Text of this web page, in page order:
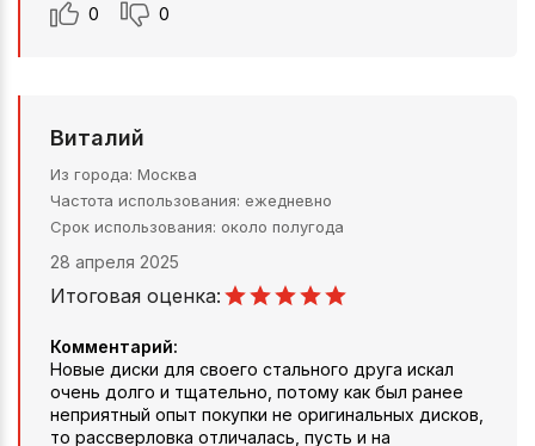
0 0
Виталий
Из города Москва
Частота использования ежедневно
Срок использования около полугода
28 апреля 2025
Итоговая оценка:
Комментарий:
Новые диски для своего стального друга искал
очень долго и тщательно, потому как был ранее
неприятный опыт покупки не оригинальных дисков,
то рассверловка отличалась, пусть и на